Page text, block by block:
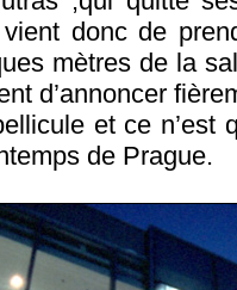
donc de
mètres de la
d’annoncer
et ce n’est
de Prague.